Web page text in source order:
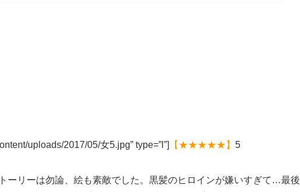
uploads/2017/05/女5.jpg” type=”l”] 【★★★★★】 5
ーリーは勿論、絵も素敵でした。黒髪のヒロインが嫌いすぎて…最後